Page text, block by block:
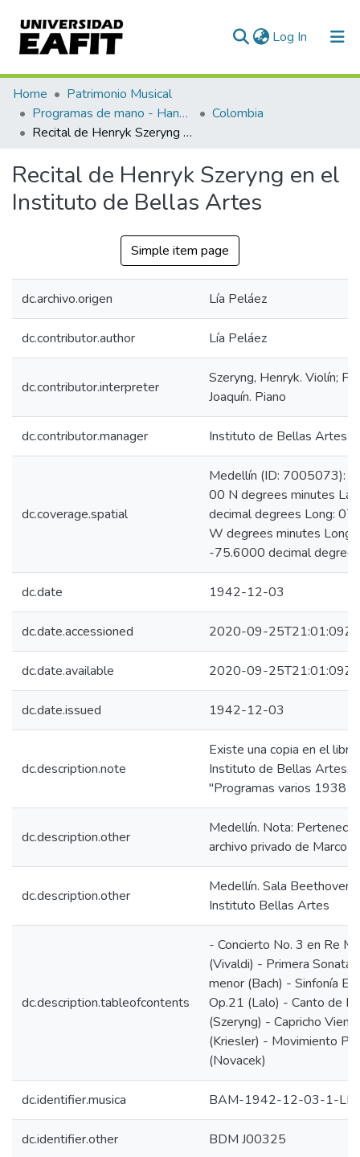
Log In (current)
Communities & Collections
All of DSpace
Home
Patrimonio Musical
Programas de mano - Hand programs
Colombia
Recital de Henryk Szeryng en el Instituto de Bellas Artes
Recital de Henryk Szeryng en el
Instituto de Bellas Artes
Simple item page
dc.archivo.origen Lía Peláez
dc.contributor.author Lía Peláez
dc.contributor.interpreter
Szeryng, Henryk. Violín;
Joaquín. Piano
dc.contributor.manager Instituto de Bellas Artes
dc.coverage.spatial
Medellín (ID: 7005073):
00 N degrees minutes
decimal degrees Long:
W degrees minutes Long:
-75.6000 decimal degrees
dc.date 1942-12-03
dc.date.accessioned 2020-09-25T21:01:09Z
dc.date.available 2020-09-25T21:01:09Z
dc.date.issued 1942-12-03
dc.description.note
Existe una copia en el
Instituto de Bellas Artes,
"Programas varios 1938
dc.description.other
Medellín. Nota: Pertenece
archivo privado de Marco
dc.description.other
Medellín. Sala Beethoven -
Instituto Bellas Artes
dc.description.tableofcontents
- Concierto No. 3 en Re
(Vivaldi) - Primera Sonata
menor (Bach) - Sinfonía
Op.21 (Lalo) - Canto de
(Szeryng) - Capricho
(Kriesler) - Movimiento
(Novacek)
dc.identifier.musica BAM-1942-12-03-1-LP
dc.identifier.other BDM J00325